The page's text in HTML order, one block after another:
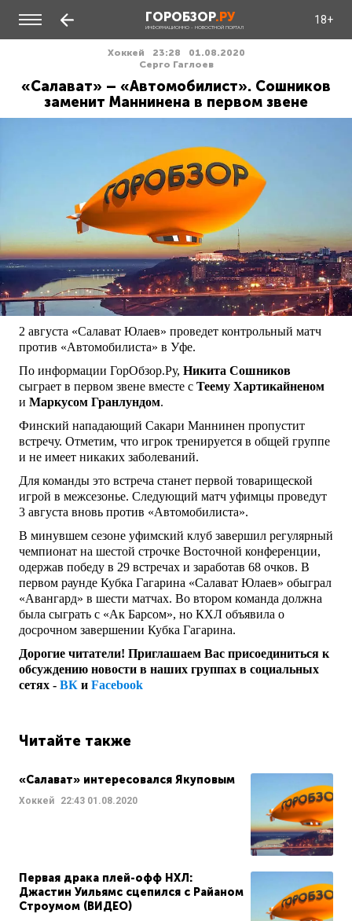
ГОРОБЗОР.РУ
ИНФОРМАЦИОННО - НОВОСТНОЙ ПОРТАЛ
18+
Хоккей 23:28
01.08.2020
Серго Гаглоев
«Салават» – «Автомобилист». Сошников
заменит Маннинена в первом звене
2 августа «Салават Юлаев» проведет контрольный матч
против «Автомобилиста» в Уфе.
По информации ГорОбзор.Ру, Никита Сошников
сыграет в первом звене вместе с Теему Хартикайненом
и Маркусом Гранлундом.
Финский нападающий Сакари Маннинен пропустит
встречу. Отметим, что игрок тренируется в общей группе
и не имеет никаких заболеваний.
Для команды это встреча станет первой товарищеской
игрой в межсезонье. Следующий матч уфимцы проведут
3 августа вновь против «Автомобилиста».
В минувшем сезоне уфимский клуб завершил регулярный
чемпионат на шестой строчке Восточной конференции,
одержав победу в 29 встречах и заработав 68 очков. В
первом раунде Кубка Гагарина «Салават Юлаев» обыграл
«Авангард» в шести матчах. Во втором команда должна
была сыграть с «Ак Барсом», но КХЛ объявила о
досрочном завершении Кубка Гагарина.
Дорогие читатели! Приглашаем Вас присоединиться к
обсуждению новости в наших группах в социальных
сетях - ВК и Facebook
Читайте также
«Салават» интересовался Якуповым
Хоккей 22:43 01.08.2020
Первая драка плей-офф НХЛ:
Джастин Уильямс сцепился с Райаном
Строумом (ВИДЕО)